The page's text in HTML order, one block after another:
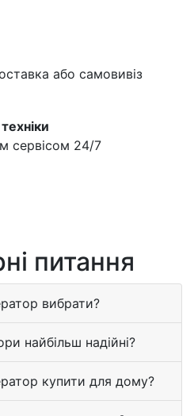
або самовивіз
сервісом 24/7
питання
вибрати?
найбільш надійні?
купити для дому?